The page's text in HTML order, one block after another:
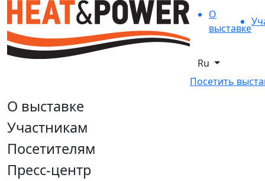
О
выставке
Ru
Посетить
О выставке
Участникам
Посетителям
Пресс-центр